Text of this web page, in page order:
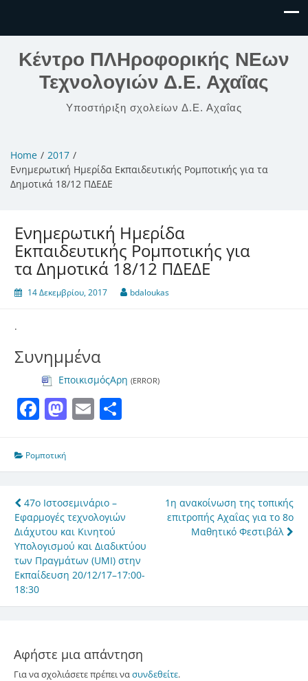
Κέντρο ΠΛΗροφορικής ΝΕων
Τεχνολογιών Δ.Ε. Αχαΐας
Υποστήριξη σχολείων Δ.Ε. Αχαΐας
Home
2017
Ενημερωτική Ημερίδα Εκπαιδευτικής Ρομποτικής για τα
Δημοτικά 18/12 ΠΔΕΔΕ
Ενημερωτική Ημερίδα
Εκπαιδευτικής Ρομποτικής για
τα Δημοτικά 18/12 ΠΔΕΔΕ
14 Δεκεμβρίου, 2017 bdaloukas
.
Συνημμένα
ΕποικισμόςΑρη (ERROR)
Facebook
Mastodon
Email
Ρομποτική
Πλοήγηση
άρθρων
47ο Ιστοσεμινάριο –
Εφαρμογές τεχνολογιών
Διάχυτου και Κινητού
Υπολογισμού και Διαδικτύου
των Πραγμάτων (UMI) στην
Εκπαίδευση 20/12/17–17:00-
18:30
1η ανακοίνωση της τοπικής
επιτροπής Αχαΐας για το 8ο
Μαθητικό Φεστιβάλ
Αφήστε μια απάντηση
Για να σχολιάσετε πρέπει νασυνδεθείτε.